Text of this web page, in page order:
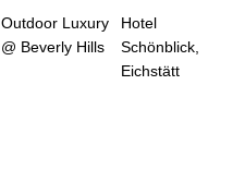
Outdoor Luxury
@ Beverly Hills
Hotel
Schönblick,
Eichstätt